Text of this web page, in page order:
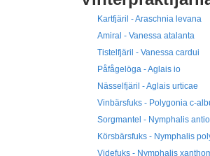
Kartfjäril - Araschnia levana
Amiral - Vanessa atalanta
Tistelfjäril - Vanessa cardui
Påfågelöga - Aglais io
Nässelfjäril - Aglais urticae
Vinbärsfuks - Polygonia c-
Sorgmantel - Nymphalis
Körsbärsfuks - Nymphalis
Videfuks - Nymphalis